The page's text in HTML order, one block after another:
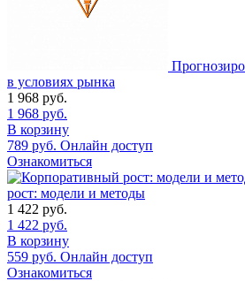
в условиях рынка
1 968 руб.
1 968 руб.
В корзину
789 руб. Онлайн доступ
Ознакомиться
рост: модели и методы
1 422 руб.
1 422 руб.
В корзину
559 руб. Онлайн доступ
Ознакомиться